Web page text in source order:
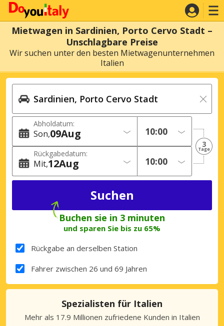
Mietwagen in Sardinien, Porto Cervo Stadt –
Unschlagbare Preise
Wir suchen unter den besten Mietwagenunternehmen
Italien
Abholdatum:
Son 09Aug
Rückgabedatum:
Mit 12Aug
3
Tage
Buchen sie in 3 minuten
und sparen Sie bis zu 65%
Rückgabe an derselben Station
Fahrer zwischen 26 und 69 Jahren
Spezialisten für Italien
Mehr als 17.9 Millionen zufriedene Kunden in Italien